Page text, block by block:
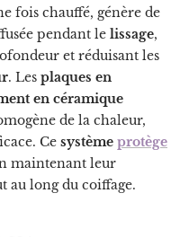
fois chauffé, génère de
pendant le lissage,
et réduisant les
. Les plaques en
en céramique
de la chaleur,
Ce système protège
maintenant leur
au long du coiffage.